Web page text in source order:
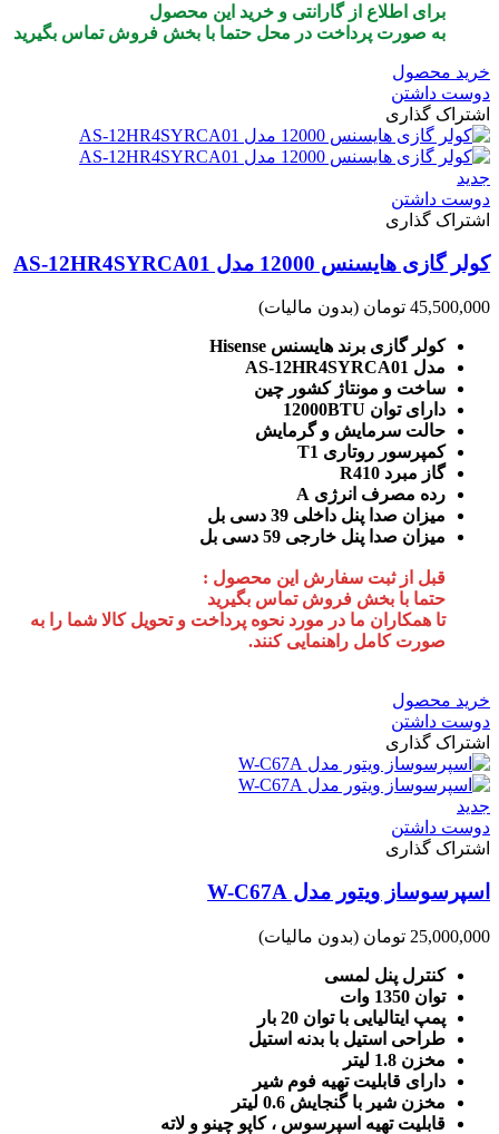
برای اطلاع از گارانتی و خرید این محصول
به صورت پرداخت در محل حتما با بخش فروش تماس بگیرید
خرید محصول
دوست داشتن
اشتراک گذاری
جدید
دوست داشتن
اشتراک گذاری
کولر گازی هایسنس 12000 مدل AS-12HR4SYRCA01
45,500,000 تومان (بدون مالیات)
کولر گازی برند هایسنس Hisense
مدل AS-12HR4SYRCA01
ساخت و مونتاژ کشور چین
دارای توان 12000BTU
حالت سرمایش و گرمایش
کمپرسور روتاری T1
گاز مبرد R410
رده مصرف انرژی A
میزان صدا پنل داخلی 39 دسی بل
میزان صدا پنل خارجی 59 دسی بل
قبل از ثبت سفارش این محصول :
حتما با بخش فروش تماس بگیرید
تا همکاران ما در مورد نحوه پرداخت و تحویل کالا شما را به
صورت کامل راهنمایی کنند.
خرید محصول
دوست داشتن
اشتراک گذاری
جدید
دوست داشتن
اشتراک گذاری
اسپرسوساز ویتور مدل W-C67A
25,000,000 تومان (بدون مالیات)
کنترل پنل لمسی
توان 1350 وات
پمپ ایتالیایی با توان 20 بار
طراحی استیل با بدنه استیل
مخزن 1.8 لیتر
دارای قابلیت تهیه فوم شیر
مخزن شیر با گنجایش 0.6 لیتر
قابلیت تهیه اسپرسوس ، کاپو چینو و لاته